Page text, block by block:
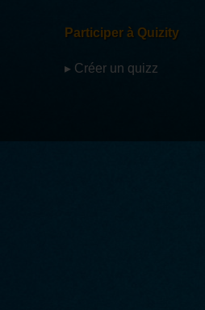
Participer à Quizity
▸ Créer un quizz